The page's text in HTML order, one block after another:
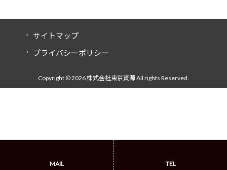
サイトマップ
プライバシーポリシー
Copyright © 2026 株式会社東京資源 All rights Reserved.
MAIL TEL